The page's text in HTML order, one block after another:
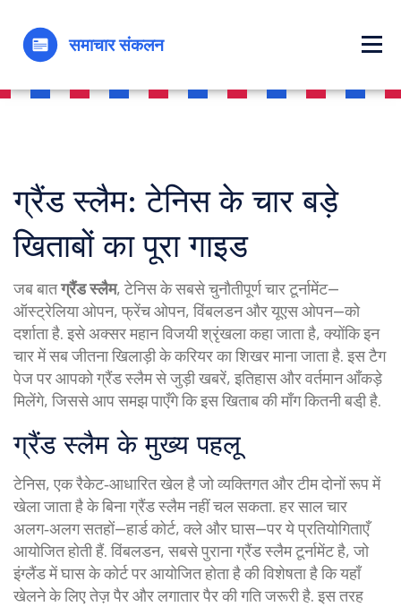
ग्रैंड स्लैम: टेनिस के चार बड़े
खिताबों का पूरा गाइड
जब बातग्रैंड स्लैम,टेनिस के सबसे चुनौतीपूर्ण चार टूर्नामेंट—
ऑस्ट्रेलिया ओपन, फ्रेंच ओपन, विंबलडन और यूएस ओपन—को
दर्शाता है. इसे अक्सरमहान विजयी श्रृंखलाकहा जाता है, क्योंकि इन
चार में सब जीतना खिलाड़ी के करियर का शिखर माना जाता है.इस टैग
पेज पर आपको ग्रैंड स्लैम से जुड़ी खबरें, इतिहास और वर्तमान आँकड़े
मिलेंगे, जिससे आप समझ पाएँगे कि इस खिताब की माँग कितनी बडी़ है.
ग्रैंड स्लैम के मुख्य पहलू
टेनिस,एक रैकेट‑आधारित खेल है जो व्यक्तिगत और टीम दोनों रूप में
खेला जाता हैके बिना ग्रैंड स्लैम नहीं चल सकता. हर साल चार
अलग‑अलग सतहों—हार्ड कोर्ट, क्ले और घास—पर ये प्रतियोगिताएँ
आयोजित होती हैं.विंबलडन,सबसे पुराना ग्रैंड स्लैम टूर्नामेंट है, जो
इंग्लैंड में घास के कोर्ट पर आयोजित होता हैकी विशेषता है कि यहाँ
खेलने के लिए तेज़ पैर और लगातार पैर की गति जरूरी है. इस तरह